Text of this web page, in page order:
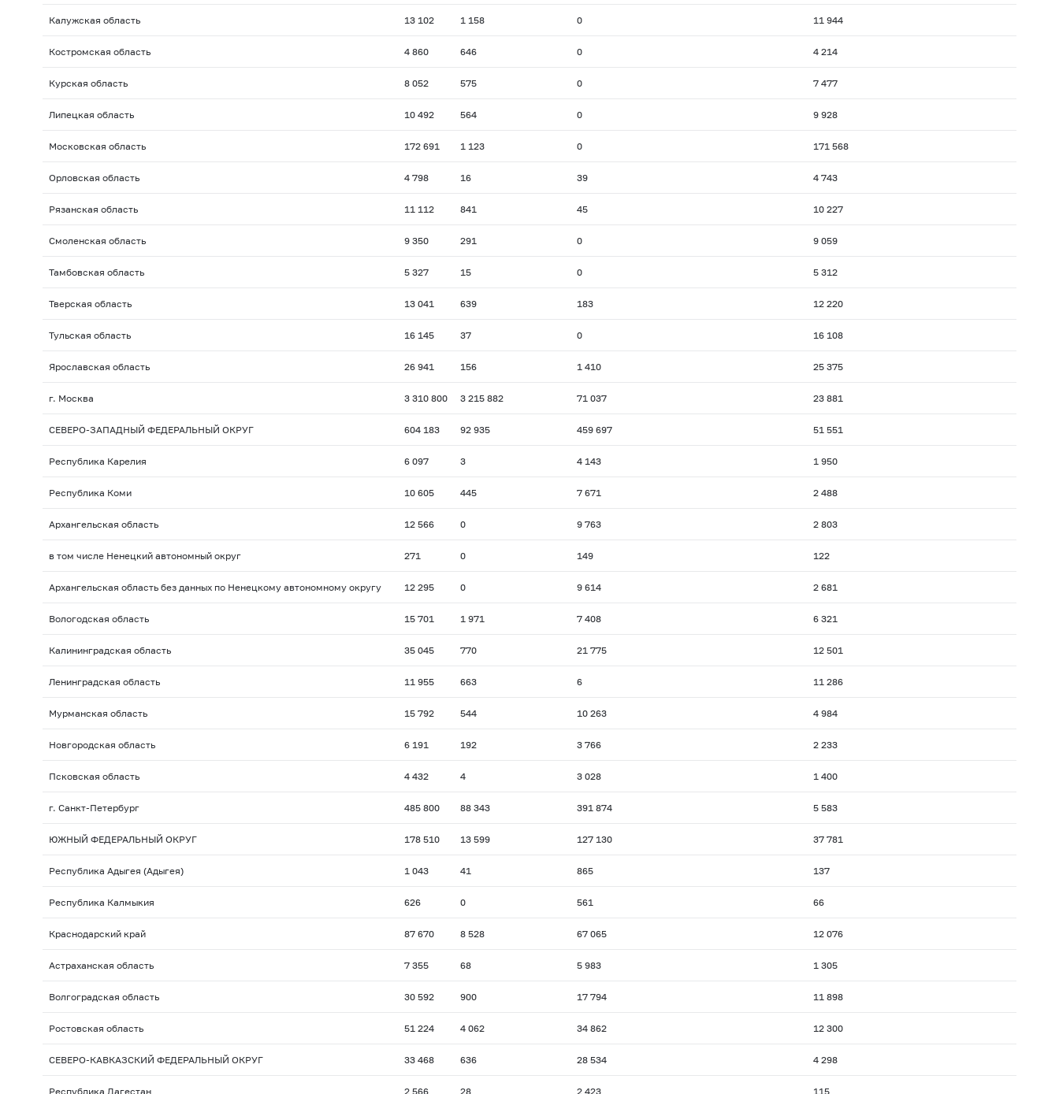
Калужская область 13 102 1 158 0 11 944
Костромская область 4 860 646 0 4 214
Курская область 8 052 575 0 7 477
Липецкая область 10 492 564 0 9 928
Московская область 172 691 1 123 0 171 568
Орловская область 4 798 16 39 4 743
Рязанская область 11 112 841 45 10 227
Смоленская область 9 350 291 0 9 059
Тамбовская область 5 327 15 0 5 312
Тверская область 13 041 639 183 12 220
Тульская область 16 145 37 0 16 108
Ярославская область 26 941 156 1 410 25 375
г. Москва 3 310 800 3 215 882 71 037 23 881
СЕВЕРО-ЗАПАДНЫЙ ФЕДЕРАЛЬНЫЙ ОКРУГ 604 183 92 935 459 697 51 551
Республика Карелия 6 097 3 4 143 1 950
Республика Коми 10 605 445 7 671 2 488
Архангельская область 12 566 0 9 763 2 803
в том числе Ненецкий автономный округ 271 0 149 122
Архангельская область без данных по Ненецкому автономному округу 12 295 0 9 614 2 681
Вологодская область 15 701 1 971 7 408 6 321
Калининградская область 35 045 770 21 775 12 501
Ленинградская область 11 955 663 6 11 286
Мурманская область 15 792 544 10 263 4 984
Новгородская область 6 191 192 3 766 2 233
Псковская область 4 432 4 3 028 1 400
г. Санкт-Петербург 485 800 88 343 391 874 5 583
ЮЖНЫЙ ФЕДЕРАЛЬНЫЙ ОКРУГ 178 510 13 599 127 130 37 781
Республика Адыгея (Адыгея) 1 043 41 865 137
Республика Калмыкия 626 0 561 66
Краснодарский край 87 670 8 528 67 065 12 076
Астраханская область 7 355 68 5 983 1 305
Волгоградская область 30 592 900 17 794 11 898
Ростовская область 51 224 4 062 34 862 12 300
СЕВЕРО-КАВКАЗСКИЙ ФЕДЕРАЛЬНЫЙ ОКРУГ 33 468 636 28 534 4 298
Республика Дагестан 2 566 28 2 423 115